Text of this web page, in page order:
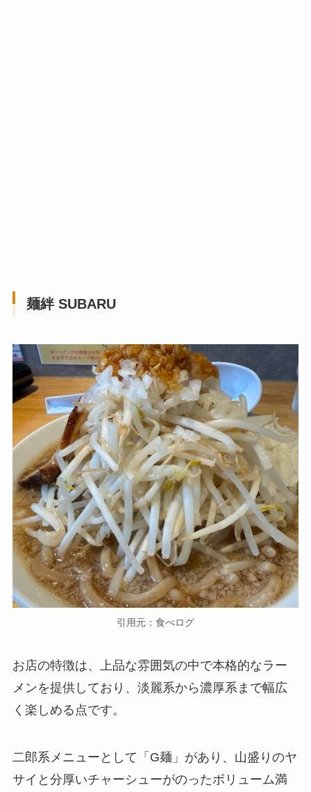
麺絆 SUBARU
引用元：食べログ
お店の特徴は、上品な雰囲気の中で本格的なラー
メンを提供しており、淡麗系から濃厚系まで幅広
く楽しめる点です。
二郎系メニューとして「G麺」があり、山盛りのヤ
サイと分厚いチャーシューがのったボリューム満